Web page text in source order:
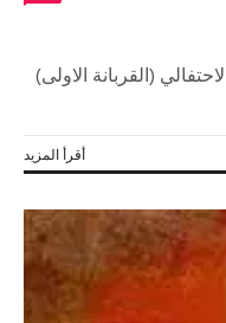
(القربانة الاولى)
أقرأ المزيد